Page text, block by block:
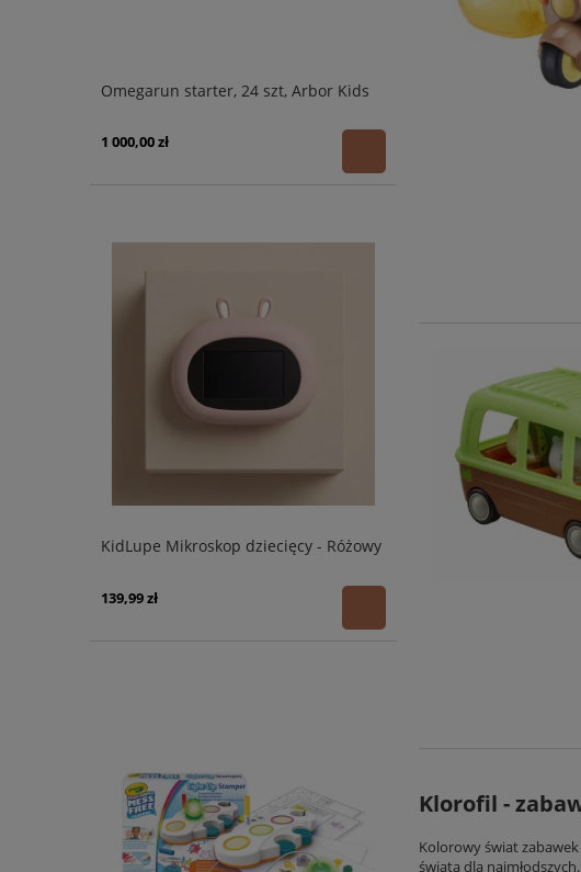
Omegarun starter, 24 szt, Arbor Kids
1 000,00 zł
KidLupe Mikroskop dziecięcy - Różowy
139,99 zł
Klorofil -
Kolorowy świat
świata dla